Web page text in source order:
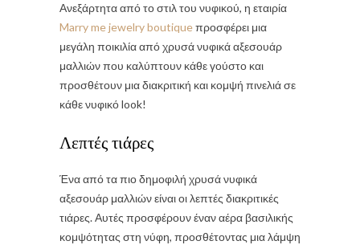
Ανεξάρτητα από το στιλ του νυφικού, η εταιρία
Marry me jewelry boutiqueπροσφέρει μια
μεγάλη ποικιλία από χρυσά νυφικά αξεσουάρ
μαλλιών που καλύπτουν κάθε γούστο και
προσθέτουν μια διακριτική και κομψή πινελιά σε
κάθε νυφικό look!
Λεπτές τιάρες
Ένα από τα πιο δημοφιλή χρυσά νυφικά
αξεσουάρ μαλλιών είναι οι λεπτές διακριτικές
τιάρες. Αυτές προσφέρουν έναν αέρα βασιλικής
κομψότητας στη νύφη, προσθέτοντας μια λάμψη